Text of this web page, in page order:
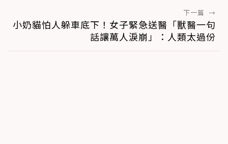
下一篇 →
小奶貓怕人躲車底下！女子緊急送醫「獸醫一句
話讓萬人淚崩」：人類太過份